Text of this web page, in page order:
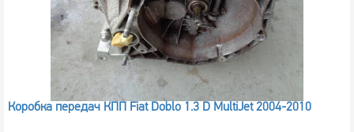
Коробка передач КПП Fiat Doblo 1.3 D MultiJet 2004-2010